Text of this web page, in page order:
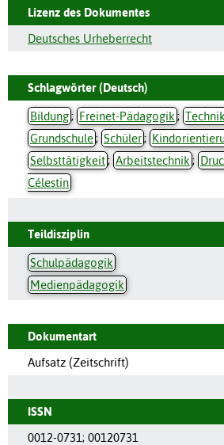
Lizenz des Dokumentes
Deutsches Urheberrecht
Schlagwörter (Deutsch)
Bildung; Freinet-Pädagogik ; Technik
Grundschule; Schüler;
Selbsttätigkeit; Arbeitstechnik ;
Célestin
Teildisziplin
Schulpädagogik
Medienpädagogik
Dokumentart
Aufsatz (Zeitschrift)
ISSN
0012-0731; 00120731